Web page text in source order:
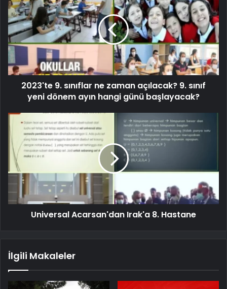
2023'te 9. sınıflar ne zaman açılacak? 9. sınıf
yeni dönem ayın hangi günü başlayacak?
Universal Acarsan'dan Irak'a 8. Hastane
İlgili Makaleler